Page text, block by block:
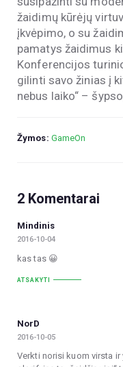
žaidimų kūrėjų
įkvėpimo, o su
pamatys žaidimus
Konferencijos
gilinti savo žinias į
nebus laiko“ –
Žymos: GameOn
2 Komentarai
Mindinis
2016-10-04
kas tas 😀
ATSAKYTI
NorD
2016-10-05
Verkti norisi kuom virsta ir